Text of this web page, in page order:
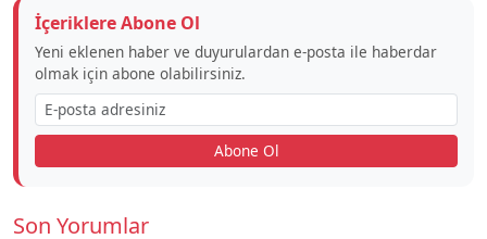
İçeriklere Abone Ol
Yeni eklenen haber ve duyurulardan e-posta ile haberdar
olmak için abone olabilirsiniz.
Abone Ol
Son Yorumlar